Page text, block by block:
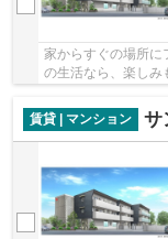
家からすぐの場所に
の生活なら、楽しみ
賃貸 | マンション
サ